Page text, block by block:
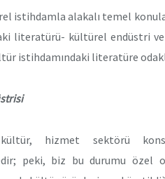
istihdamla alakalı temel
literatürü- kültürel endüstri
istihdamındaki literatüre
kültür, hizmet sektörü
peki, biz bu durumu özel